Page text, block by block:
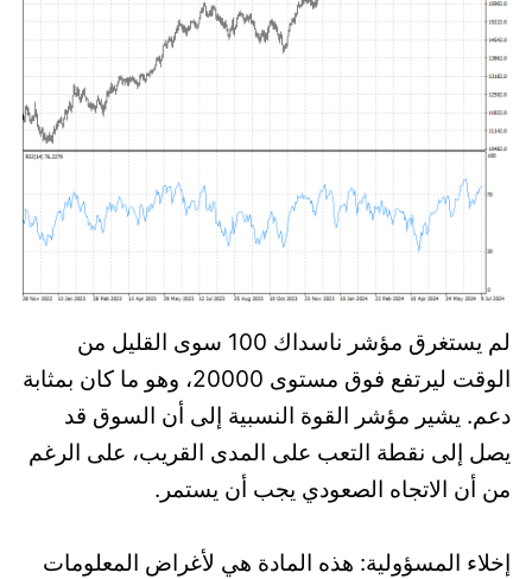
لم يستغرق مؤشر ناسداك 100 سوى القليل من
الوقت ليرتفع فوق مستوى 20000، وهو ما كان بمثابة
دعم. يشير مؤشر القوة النسبية إلى أن السوق قد
يصل إلى نقطة التعب على المدى القريب، على الرغم
من أن الاتجاه الصعودي يجب أن يستمر.
إخلاء المسؤولية: هذه المادة هي لأغراض المعلومات